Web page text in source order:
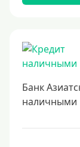
Заявка во все
Способы
Не выходя из
Банк
наличными